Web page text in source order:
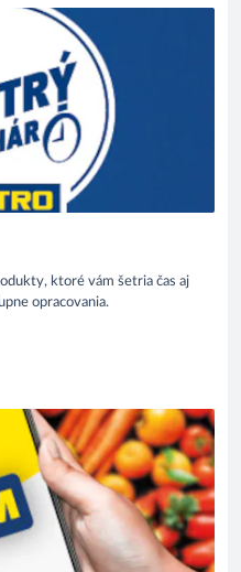
ktoré vám šetria čas aj
opracovania.